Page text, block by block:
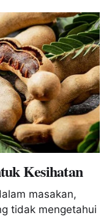
Kesihatan
masakan,
tidak mengetahui